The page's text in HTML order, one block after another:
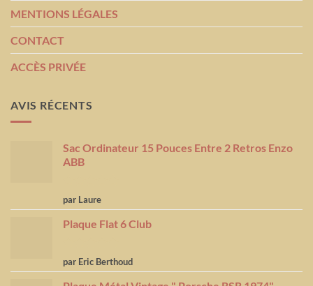
MENTIONS LÉGALES
CONTACT
ACCÈS PRIVÉE
AVIS RÉCENTS
Sac Ordinateur 15 Pouces Entre 2 Retros Enzo
ABB
Note5sur
5
par Laure
Plaque Flat 6 Club
Note5 sur
5
par Eric Berthoud